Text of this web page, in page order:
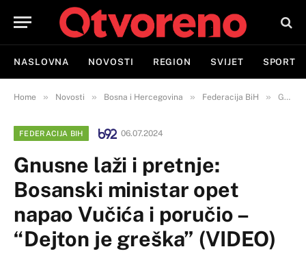
NASLOVNA NOVOSTI REGION SVIJET SPORT
Home » Novosti » Bosna i Hercegovina » Federacija BiH » Gnusne laži i pretnje: Bosanski ministar opet napao Vučića i poručio – “Dejton je greška” (VIDEO)
FEDERACIJA BIH 06.07.2024
Gnusne laži i pretnje:
Bosanski ministar opet
napao Vučića i poručio –
“Dejton je greška” (VIDEO)